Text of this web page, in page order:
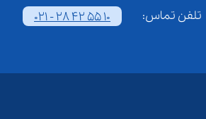
تلفن تماس: 021 - 28 42 55 10